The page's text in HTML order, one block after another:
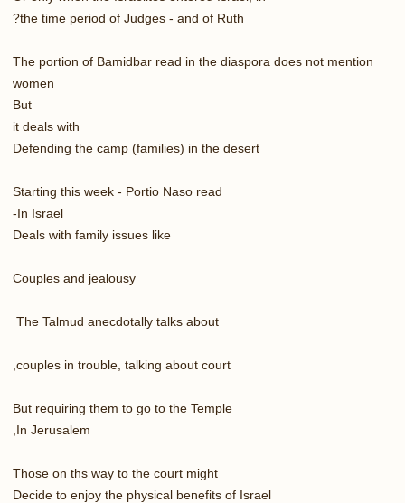
the time period of Judges - and of Ruth?
The portion of Bamidbar read in the diaspora does not mention
women
But
Defending the camp (families) in the desert
Starting this week - Portio Naso read
In Israel-
Deals with family issues like
Couples and jealousy
The Talmud anecdotally talks about
But requiring them to go to the Temple
In Jerusalem,
Those on ths way to the court might
Decide to enjoy the physical benefits of Israel